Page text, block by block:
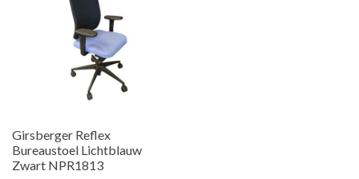
Girsberger Reflex
Bureaustoel Lichtblauw
Zwart NPR1813